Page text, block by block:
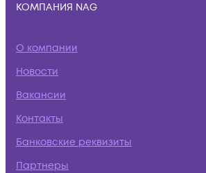
КОМПАНИЯ NAG
О компании
Новости
Вакансии
Контакты
Банковские реквизиты
Партнеры